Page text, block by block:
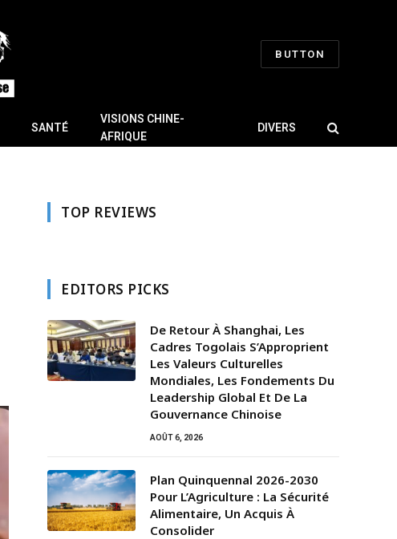
BUTTON
SANTÉ
VISIONS CHINE-
AFRIQUE
DIVERS
TOP REVIEWS
EDITORS PICKS
De Retour À Shanghai, Les
Cadres Togolais S’Approprient
Les Valeurs Culturelles
Mondiales, Les Fondements Du
Leadership Global Et De La
Gouvernance Chinoise
AOÛT 6, 2026
Plan Quinquennal 2026-2030
Pour L’Agriculture : La Sécurité
Alimentaire, Un Acquis À
Consolider